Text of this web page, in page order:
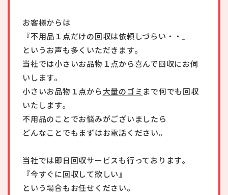
お客様からは
『不用品１点だけの回収は依頼しづらい・・』
というお声も多くいただきます。
当社では小さいお品物１点から喜んで回収にお伺
いします。
小さいお品物１点から大量のゴミまで何でも回収
いたします。
不用品のことでお悩みがございましたら
どんなことでもまずはお電話ください。
当社では即日回収サービスも行っております。
『今すぐに回収して欲しい』
という場合もお任せください。